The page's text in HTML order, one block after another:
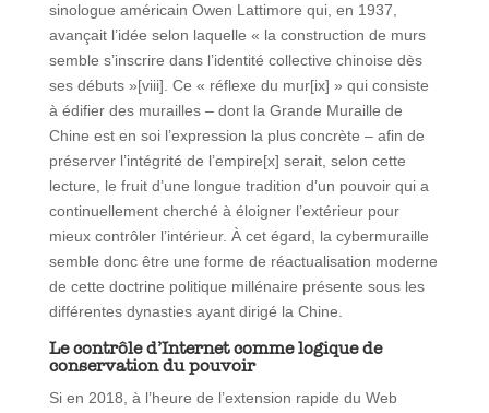
sinologue américain Owen Lattimore qui, en 1937,
avançait l’idée selon laquelle « la construction de murs
semble s’inscrire dans l’identité collective chinoise dès
ses débuts »[viii]. Ce « réflexe du mur[ix] » qui consiste
à édifier des murailles – dont la Grande Muraille de
Chine est en soi l’expression la plus concrète – afin de
préserver l’intégrité de l’empire[x] serait, selon cette
lecture, le fruit d’une longue tradition d’un pouvoir qui a
continuellement cherché à éloigner l’extérieur pour
mieux contrôler l’intérieur. À cet égard, la cybermuraille
semble donc être une forme de réactualisation moderne
de cette doctrine politique millénaire présente sous les
différentes dynasties ayant dirigé la Chine.
Le contrôle d’Internet comme logique de
conservation du pouvoir
Si en 2018, à l’heure de l’extension rapide du Web